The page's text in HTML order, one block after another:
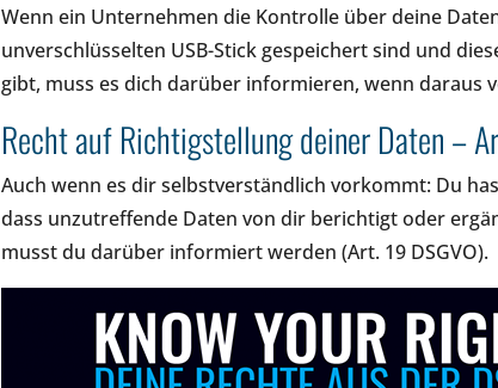
Wenn ein Unternehmen die Kontrolle über deine
unverschlüsselten USB-Stick gespeichert sind und
gibt, muss es dich darüber informieren, wenn daraus
Recht auf Richtigstellung deiner Daten –
Auch wenn es dir selbstverständlich vorkommt: Du
dass unzutreffende Daten von dir berichtigt oder
musst du darüber informiert werden (Art. 19 DSGVO).